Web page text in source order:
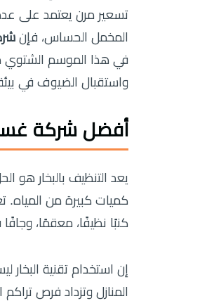
تسعير مرن يعتمد على
المخمل الحساس، فإن
واستقبال الضيوف في
أفضل شركة
يعد التنظيف بالبخار هو
كميات كبيرة من المياه.
كنبًا نظيفًا، معقمًا،
إن استخدام تقنية
المنازل وتزداد فرص تراكم